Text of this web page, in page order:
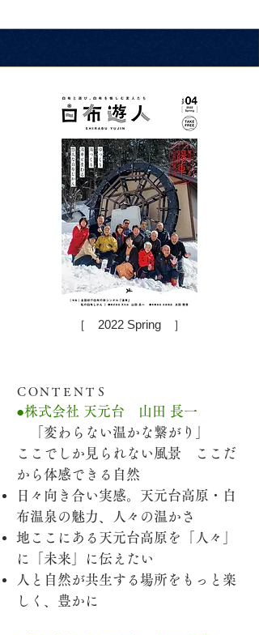
［ 2022 Spring ］
ＣＯＮＴＥＮＴＳ
●株式会社 天元台 山田 長一
「変わらない温かな繋がり」
ここでしか見られない風景 ここだ
から体感できる自然
日々向き合い実感。天元台高原・白
布温泉の魅力、人々の温かさ
地ここにある天元台高原を「人々」
に「未来」に伝えたい
人と自然が共生する場所をもっと楽
しく、豊かに